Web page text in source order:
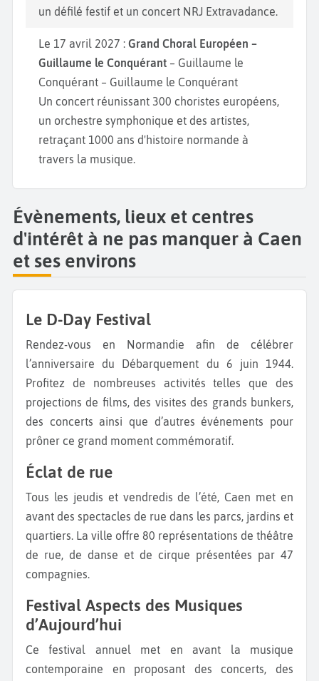
un défilé festif et un concert NRJ Extravadance.
Le 17 avril 2027 : Grand Choral Européen –
Guillaume le Conquérant – Guillaume le
Conquérant – Guillaume le Conquérant
Un concert réunissant 300 choristes européens,
un orchestre symphonique et des artistes,
retraçant 1000 ans d'histoire normande à
travers la musique.
Évènements, lieux et centres
d'intérêt à ne pas manquer à Caen
et ses environs
Le D-Day Festival
Rendez-vous en Normandie afin de célébrer
l’anniversaire du Débarquement du 6 juin 1944.
Profitez de nombreuses activités telles que des
projections de films, des visites des grands bunkers,
des concerts ainsi que d’autres événements pour
prôner ce grand moment commémoratif.
Éclat de rue
Tous les jeudis et vendredis de l’été, Caen met en
avant des spectacles de rue dans les parcs, jardins et
quartiers. La ville offre 80 représentations de théâtre
de rue, de danse et de cirque présentées par 47
compagnies.
Festival Aspects des Musiques
d’Aujourd’hui
Ce festival annuel met en avant la musique
contemporaine en proposant des concerts, des